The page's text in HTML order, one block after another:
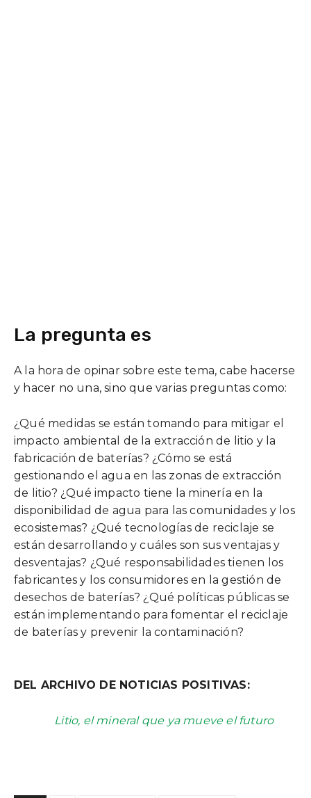
La pregunta es
A la hora de opinar sobre este tema, cabe hacerse
y hacer no una, sino que varias preguntas como:
¿Qué medidas se están tomando para mitigar el
impacto ambiental de la extracción de litio y la
fabricación de baterías? ¿Cómo se está
gestionando el agua en las zonas de extracción
de litio? ¿Qué impacto tiene la minería en la
disponibilidad de agua para las comunidades y los
ecosistemas? ¿Qué tecnologías de reciclaje se
están desarrollando y cuáles son sus ventajas y
desventajas? ¿Qué responsabilidades tienen los
fabricantes y los consumidores en la gestión de
desechos de baterías? ¿Qué políticas públicas se
están implementando para fomentar el reciclaje
de baterías y prevenir la contaminación?
DEL ARCHIVO DE NOTICIAS POSITIVAS:
Litio, el mineral que ya mueve el futuro